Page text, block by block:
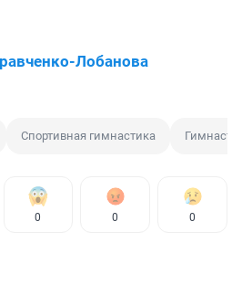
Лобанова
Спортивная гимнастика
0 0 0